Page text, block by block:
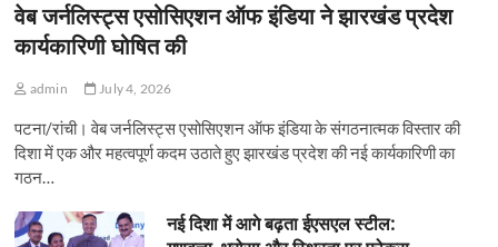
वेब जर्नलिस्ट्स एसोसिएशन ऑफ इंडिया ने झारखंड प्रदेश
कार्यकारिणी घोषित की
admin July 4, 2026
पटना/रांची। वेब जर्नलिस्ट्स एसोसिएशन ऑफ इंडिया के संगठनात्मक विस्तार की
दिशा में एक और महत्वपूर्ण कदम उठाते हुए झारखंड प्रदेश की नई कार्यकारिणी का
गठन…
नई दिशा में आगे बढ़ता ईएसएल स्टील: